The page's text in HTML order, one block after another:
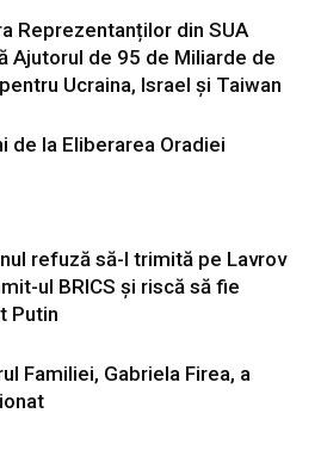
Reprezentanților din SUA
Ajutorul de 95 de Miliarde de
Ucraina, Israel și Taiwan
de la Eliberarea Oradiei
refuză să-l trimită pe Lavrov
ul BRICS și riscă să fie
Putin
Familiei, Gabriela Firea, a